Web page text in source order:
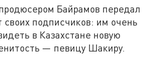
Байрамов передал
своих подписчиков: им очень
в Казахстане новую
— певицу Шакиру.